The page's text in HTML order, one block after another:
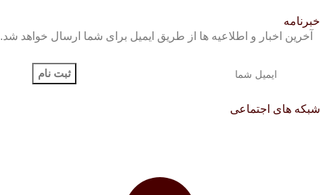
خبرنامه
آخرین اخبار و اطلاعیه ها از طریق ایمیل برای شما ارسال خواهد شد.
شبکه های اجتماعی